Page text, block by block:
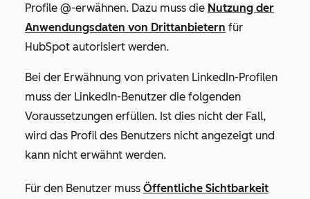
Profile @-erwähnen. Dazu muss die Nutzung der
Anwendungsdaten von Drittanbietern für
HubSpot autorisiert werden.
Bei der Erwähnung von privaten LinkedIn-Profilen
muss der LinkedIn-Benutzer die folgenden
Voraussetzungen erfüllen. Ist dies nicht der Fall,
wird das Profil des Benutzers nicht angezeigt und
kann nicht erwähnt werden.
Für den Benutzer muss Öffentliche Sichtbarkeit